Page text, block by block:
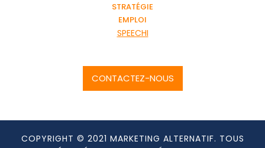
STRATÉGIE
EMPLOI
SPEECHI
CONTACTEZ-NOUS
COPYRIGHT © 2021 MARKETING ALTERNATIF. TOUS